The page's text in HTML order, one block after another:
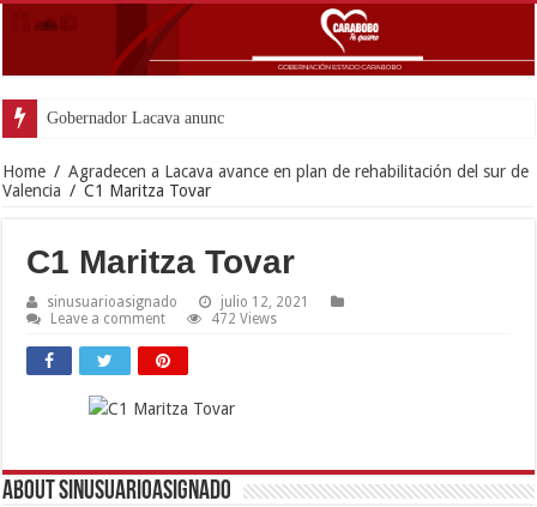
Gobernador Lacava anunció colocación d
Home / Agradecen a Lacava avance en plan de rehabilitación del sur de
Valencia / C1 Maritza Tovar
C1 Maritza Tovar
sinusuarioasignado
julio 12, 2021
Leave a comment
472 Views
About sinusuarioasignado